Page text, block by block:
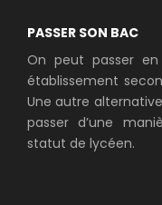
PASSER SON BAC
On peut passer
établissement
Une autre
passer d’une
statut de lycéen.